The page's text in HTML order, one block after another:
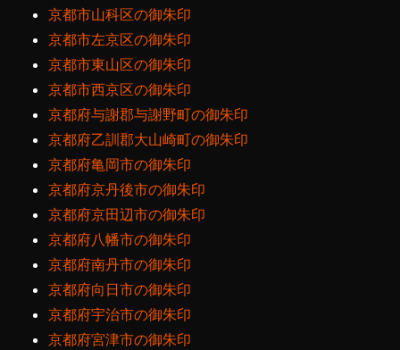
京都市山科区の御朱印
京都市左京区の御朱印
京都市東山区の御朱印
京都市西京区の御朱印
京都府与謝郡与謝野町の御朱印
京都府乙訓郡大山崎町の御朱印
京都府亀岡市の御朱印
京都府京丹後市の御朱印
京都府京田辺市の御朱印
京都府八幡市の御朱印
京都府南丹市の御朱印
京都府向日市の御朱印
京都府宇治市の御朱印
京都府宮津市の御朱印